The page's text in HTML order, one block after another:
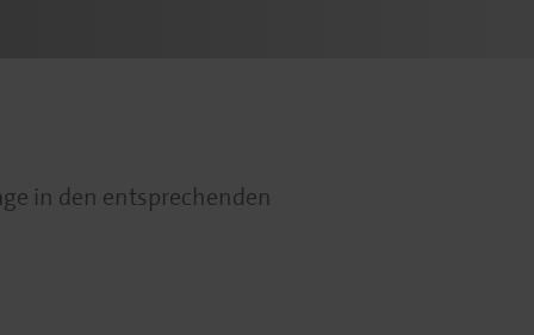
in den entsprechenden